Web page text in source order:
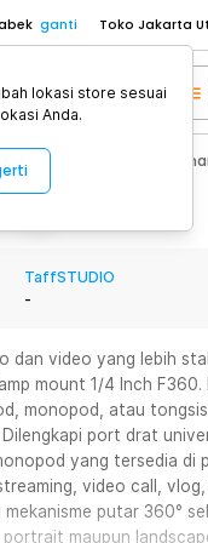
ganti Toko Jakarta
Toko
Toko Cikupa
Pick n Go
Pick n Go Bekasi
Toko Jakarta
Toko
Toko Cikupa
Pick n Go
Pick n Go Bekasi
Pick n Go
Tablet Aksesoris
TaffSTUDIO
-
dan video yang lebih
mount 1/4 Inch
monopod, atau
port drat
yang tersedia di
video call,
mekanisme putar 360°
portrait maupun
lokasi store sesuai
Anda.